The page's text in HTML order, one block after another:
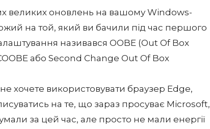
великих оновлень на вашому Windows-
на той, який ви бачили під час першого
називався OOBE (Out Of Box
або Second Change Out Of Box
хочете використовувати браузер Edge,
на те, що зараз просуває Microsoft,
за цей час, але просто не мали енергії